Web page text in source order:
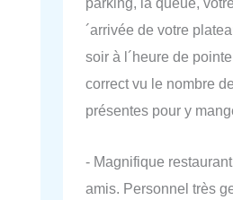
´arrivée de votre
soir à l´heure de
correct vu le nombre
présentes pour y
- Magnifique
amis. Personnel très